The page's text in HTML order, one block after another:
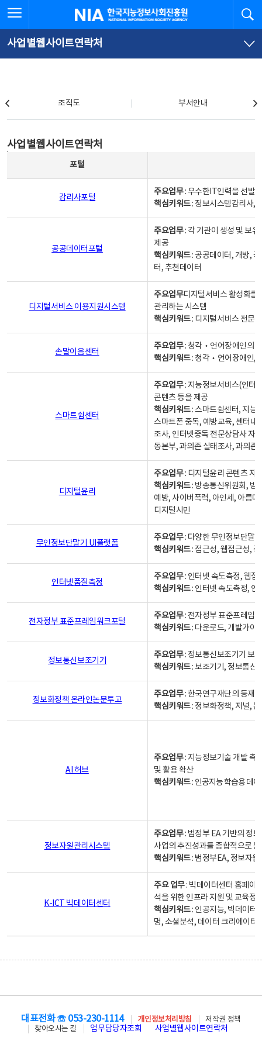
문
로
가
체
뉴
바
가
한국지능정보사회진흥원
사업별웹사이트연락처
조직도 부서안내
사업별웹사이트연락처
포털
감리사포털
주요업무: 우수한IT인력을 선발
핵심키워드: 정보시스템감리사,
공공데이터포털
주요업무: 각 기관이 생성 및 보
제공
핵심키워드: 공공데이터, 개방,
터, 추천데이터
디지털서비스 이용지원시스템
주요업무디지털서비스 활성화를
관리하는 시스템
핵심키워드: 디지털서비스 전문
손말이음센터
주요업무: 청각‧언어장애인의
핵심키워드: 청각‧언어장애인,
스마트쉼센터
주요업무: 지능정보서비스(인터
콘텐츠 등을 제공
핵심키워드: 스마트쉼센터, 지능
스마트폰 중독, 예방교육, 센터내
조사, 인터넷중독 전문상담사 자
동본부, 과의존 실태조사, 과의존
디지털윤리
주요업무: 디지털윤리 콘텐츠 지
핵심키워드: 방송통신위원회, 방
예방, 사이버폭력, 아인세, 아름
디지털시민
무인정보단말기 UI플랫폼
주요업무: 다양한 무인정보단말
핵심키워드: 접근성, 웹접근성,
인터넷품질측정
주요업무: 인터넷 속도측정, 웹접
핵심키워드: 인터넷 속도측정, 인
전자정부 표준프레임워크포털
주요업무: 전자정부 표준프레임
핵심키워드: 다운로드, 개발가이
정보통신보조기기
주요업무: 정보통신보조기기 보
핵심키워드: 보조기기, 정보통신
정보화정책 온라인논문투고
주요업무: 한국연구재단의 등재
핵심키워드: 정보화정책, 저널,
AI 허브
주요업무: 지능정보기술 개발 촉
및 활용 확산
핵심키워드: 인공지능 학습용 데
정보자원관리시스템
주요업무: 범정부 EA 기반의 정
사업의 추진성과를 종합적으로
핵심키워드: 범정부EA, 정보자
K-ICT 빅데이터센터
주요 업무: 빅데이터센터 홈페이
석을 위한 인프라 지원 및 교육정
핵심키워드: 인공지능, 빅데이터,
명, 소셜분석, 데이터 크리에이터
대표전화 ☏ 053-230-1114 개인정보처리방침
저작권 정책
찾아오시는 길
업무담당자조회 사업별웹사이트연락처